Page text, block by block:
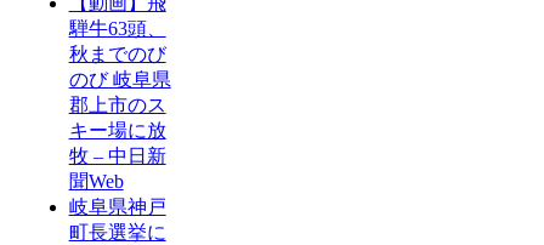
騨牛63頭、
秋までのび
のび 岐阜県
郡上市のス
キー場に放
牧 – 中日新
聞Web
岐阜県神戸
町長選挙に